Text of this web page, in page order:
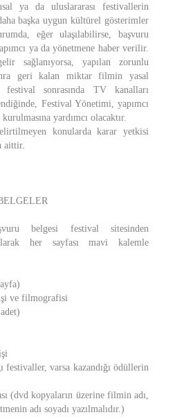
ya da uluslararası festivallerin
başka uygun kültürel gösterimler
eğer ulaşılabilirse, başvuru
ya da yönetmene haber verilir.
sağlanıyorsa, yapılan zorunlu
geri kalan miktar filmin yasal
sonrasında TV kanalları
Festival Yönetimi, yapımcı
yardımcı olacaktır.
konularda karar yetkisi
aittir.
belgesi festival sitesinden
her sayfası mavi kalemle
ve filmografisi
festivaller, varsa kazandığı ödüllerin
(dvd kopyaların üzerine filmin adı,
adı soyadı yazılmalıdır.)